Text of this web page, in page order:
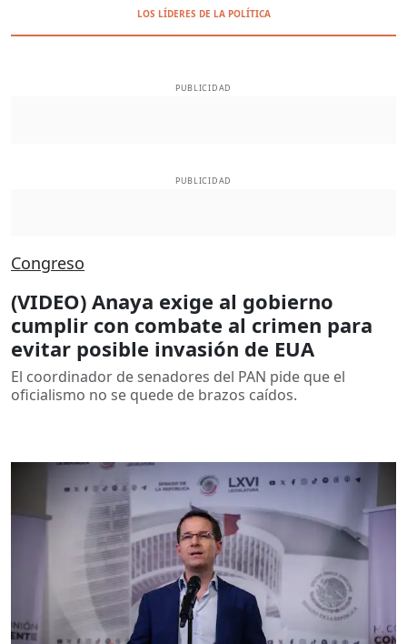
LOS LÍDERES DE LA POLÍTICA
PUBLICIDAD
PUBLICIDAD
Congreso
(VIDEO) Anaya exige al gobierno
cumplir con combate al crimen para
evitar posible invasión de EUA
El coordinador de senadores del PAN pide que el
oficialismo no se quede de brazos caídos.